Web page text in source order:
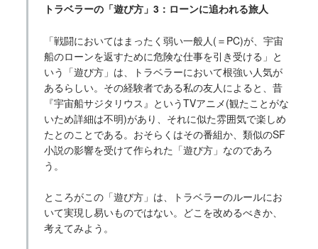
トラベラーの「遊び方」3：ローンに追われる旅人
「戦闘においてはまったく弱い一般人(＝PC)が、宇宙
船のローンを返すために危険な仕事を引き受ける」と
いう「遊び方」は、トラベラーにおいて根強い人気が
あるらしい。その経験者である私の友人によると、昔
『宇宙船サジタリウス』というTVアニメ(観たことがな
いため詳細は不明)があり、それに似た雰囲気で楽しめ
たとのことである。おそらくはその番組か、類似のSF
小説の影響を受けて作られた「遊び方」なのであろ
う。
ところがこの「遊び方」は、トラベラーのルールにお
いて実現し易いものではない。どこを改めるべきか、
考えてみよう。